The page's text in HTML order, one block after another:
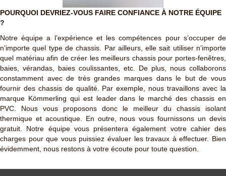
POURQUOI DEVRIEZ-VOUS FAIRE CONFIANCE À NOTRE ÉQUIPE
?
Notre équipe a l’expérience et les compétences pour s’occuper de
n’importe quel type de chassis. Par ailleurs, elle sait utiliser n’importe
quel matériau afin de créer les meilleurs chassis pour portes-fenêtres,
baies, vérandas, baies coulissantes, etc. De plus, nous collaborons
constamment avec de très grandes marques dans le but de vous
fournir des chassis de qualité. Par exemple, nous travaillons avec la
marque Kömmerling qui est leader dans le marché des chassis en
PVC. Nous vous proposons donc le meilleur du chassis isolant
thermique et acoustique. En outre, nous vous fournissons un devis
gratuit. Notre équipe vous présentera également votre cahier des
charges pour que vous puissiez évaluer les travaux à effectuer. Bien
évidemment, nous restons à votre écoute pour toute question.